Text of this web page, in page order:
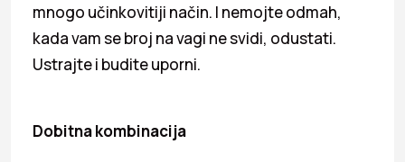
mnogo učinkovitiji način. I nemojte odmah,
kada vam se broj na vagi ne svidi, odustati.
Ustrajte i budite uporni.
Dobitna kombinacija